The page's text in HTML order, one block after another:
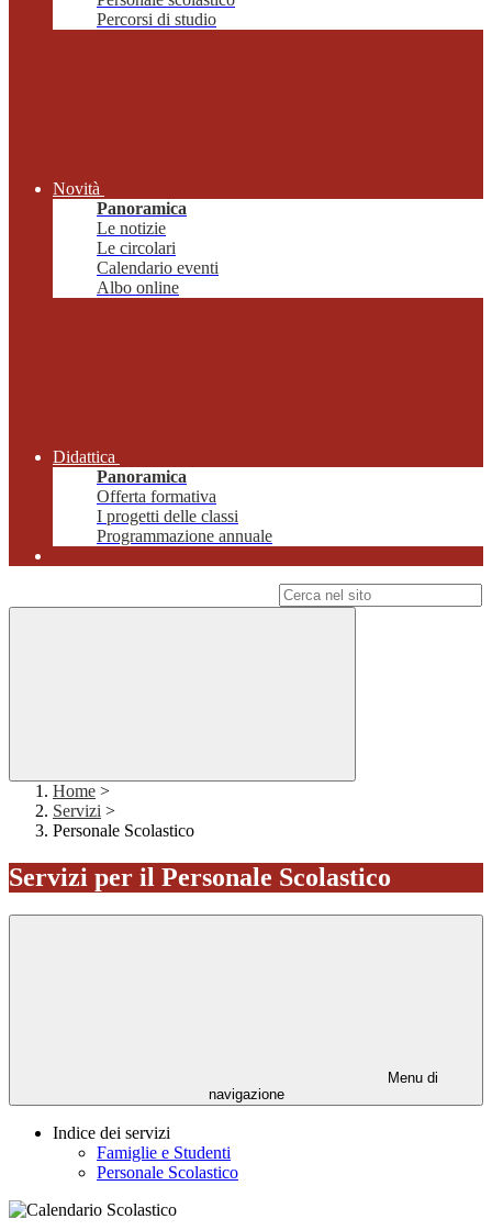
Percorsi di studio
Novità
Panoramica
Le notizie
Le circolari
Calendario eventi
Albo online
Didattica
Panoramica
Offerta formativa
I progetti delle classi
Programmazione annuale
Home >
Servizi >
Personale Scolastico
Servizi per il Personale Scolastico
Menu di
navigazione
Indice dei servizi
Famiglie e Studenti
Personale Scolastico